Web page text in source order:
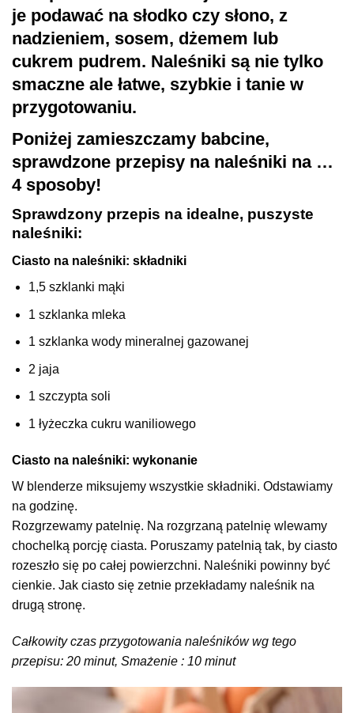
je podawać na słodko czy słono, z
nadzieniem, sosem, dżemem lub
cukrem pudrem. Naleśniki są nie tylko
smaczne ale łatwe, szybkie i tanie w
przygotowaniu.
Poniżej zamieszczamy babcine,
sprawdzone przepisy na naleśniki na …
4 sposoby!
Sprawdzony przepis na idealne, puszyste
naleśniki:
Ciasto na naleśniki: składniki
1,5 szklanki mąki
1 szklanka mleka
1 szklanka wody mineralnej gazowanej
2 jaja
1 szczypta soli
1 łyżeczka cukru waniliowego
Ciasto na naleśniki: wykonanie
W blenderze miksujemy wszystkie składniki. Odstawiamy
na godzinę.
Rozgrzewamy patelnię. Na rozgrzaną patelnię wlewamy
chochelką porcję ciasta. Poruszamy patelnią tak, by ciasto
rozeszło się po całej powierzchni. Naleśniki powinny być
cienkie. Jak ciasto się zetnie przekładamy naleśnik na
drugą stronę.
Całkowity czas przygotowania naleśników wg tego
przepisu: 20 minut, Smażenie : 10 minut